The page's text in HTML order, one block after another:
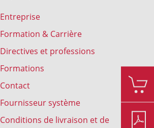
Entreprise
Formation & Carrière
Directives et professions
Formations
Contact
Fournisseur système
Conditions de livraison et de